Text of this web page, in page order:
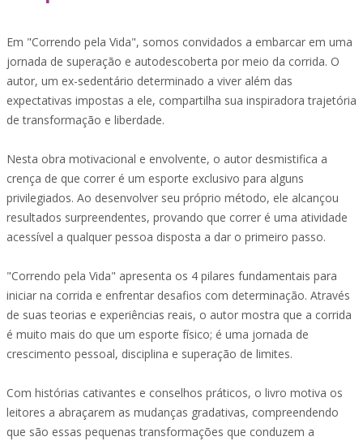
Em "Correndo pela Vida", somos convidados a embarcar em uma
jornada de superação e autodescoberta por meio da corrida. O
autor, um ex-sedentário determinado a viver além das
expectativas impostas a ele, compartilha sua inspiradora trajetória
de transformação e liberdade.
Nesta obra motivacional e envolvente, o autor desmistifica a
crença de que correr é um esporte exclusivo para alguns
privilegiados. Ao desenvolver seu próprio método, ele alcançou
resultados surpreendentes, provando que correr é uma atividade
acessível a qualquer pessoa disposta a dar o primeiro passo.
"Correndo pela Vida" apresenta os 4 pilares fundamentais para
iniciar na corrida e enfrentar desafios com determinação. Através
de suas teorias e experiências reais, o autor mostra que a corrida
é muito mais do que um esporte físico; é uma jornada de
crescimento pessoal, disciplina e superação de limites.
Com histórias cativantes e conselhos práticos, o livro motiva os
leitores a abraçarem as mudanças gradativas, compreendendo
que são essas pequenas transformações que conduzem a